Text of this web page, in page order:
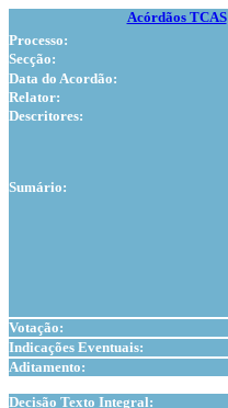
Acórdãos TCAS
Processo:
Secção:
Data do Acordão:
Relator:
Descritores:
Sumário:
Votação:
Indicações Eventuais:
Aditamento:
Decisão Texto Integral: